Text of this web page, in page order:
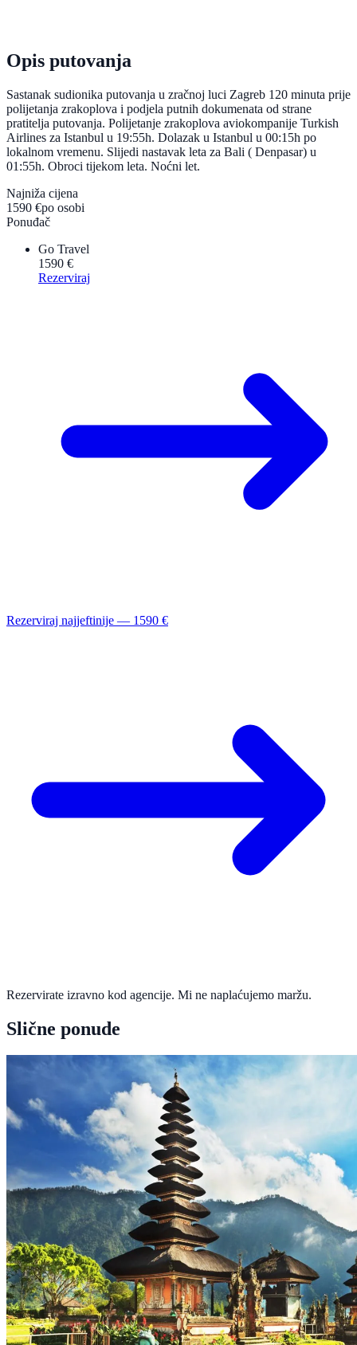
Opis putovanja
Sastanak sudionika putovanja u zračnoj luci Zagreb 120 minuta prije
polijetanja zrakoplova i podjela putnih dokumenata od strane
pratitelja putovanja. Polijetanje zrakoplova aviokompanije Turkish
Airlines za Istanbul u 19:55h. Dolazak u Istanbul u 00:15h po
lokalnom vremenu. Slijedi nastavak leta za Bali ( Denpasar) u
01:55h. Obroci tijekom leta. Noćni let.
Najniža cijena
1590 €po osobi
Ponuđač
Go Travel
1590 €
Rezerviraj
Rezerviraj najjeftinije — 1590 €
Rezervirate izravno kod agencije. Mi ne naplaćujemo maržu.
Slične ponude